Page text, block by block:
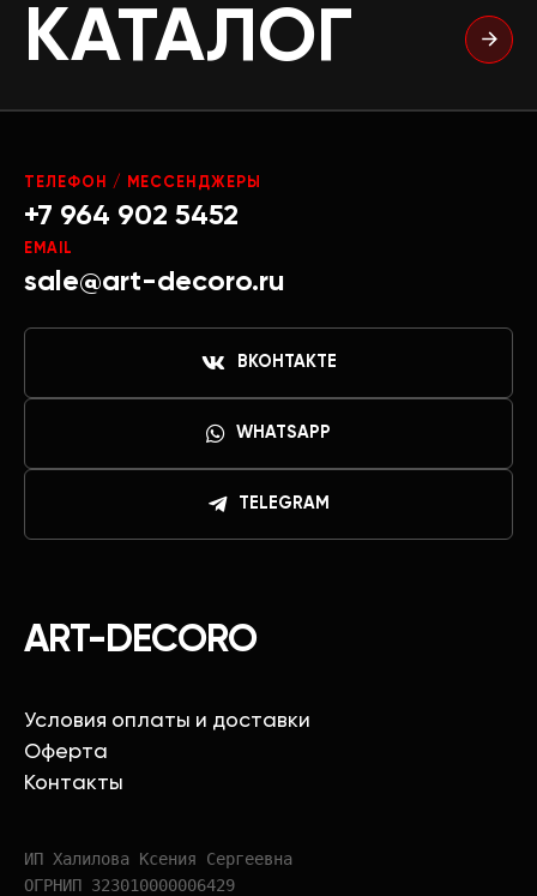
КАТАЛОГ
ART-DECORO
Условия оплаты и доставки
Оферта
Контакты
ИП Халилова Ксения Сергеевна
ОГРНИП 323010000006429
ТЕЛЕФОН / МЕССЕНДЖЕРЫ
+7 964 902 5452
EMAIL
sale@art-decoro.ru
ВКОНТАКТЕ
WHATSAPP
TELEGRAM